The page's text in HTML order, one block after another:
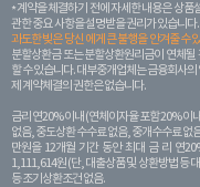
계약을 체결하기 전에 자세한 내용은 상품
관한 중요 사항을 설명받을 권리가 있습니
과도한 빚은 당신 에게 큰 불행을 안겨줄 수
분할상환금 또는 분할상환원리금이 연체
할 수 있습니다. 대부중개업체는 금융회사
제 계약체결의 권한은 없습니다.
금리 연20% 이내 (연체이자율 포함 20% 이
없음, 중도상환 수수료 없음, 중개수수료 없
만원을 12개월 기간 동안 최대 금 리 연
1,111,614원 (단, 대출상품 및 상환방법 등
등 조기상환조건 없음.